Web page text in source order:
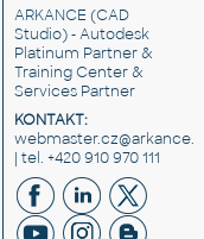
ARKANCE (CAD
Studio) - Autodesk
Platinum Partner &
Training Center &
Services Partner
KONTAKT:
| tel. +420 910 970 111